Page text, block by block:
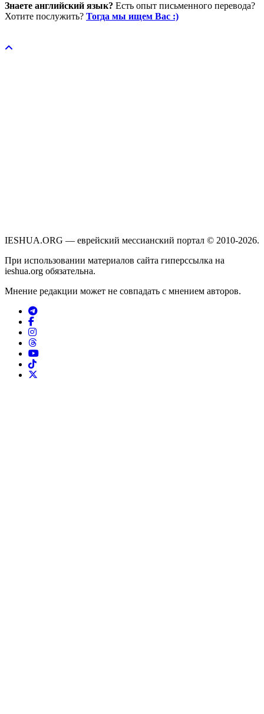
Знаете английский язык? Есть опыт письменного перевода?
Хотите послужить? Тогда мы ищем Вас :)
IESHUA.ORG — еврейский мессианский портал © 2010-2026.
При использовании материалов сайта гиперссылка на
ieshua.org обязательна.
Мнение редакции может не совпадать с мнением авторов.